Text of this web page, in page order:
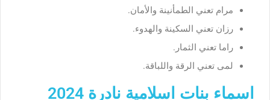
مرام تعني الطمأنينة والأمان.
رزان تعني السكينة والهدوء.
راما تعني الثمار.
لمى تعني الرقة واللباقة.
اسماء بنات اسلامية نادرة 2024